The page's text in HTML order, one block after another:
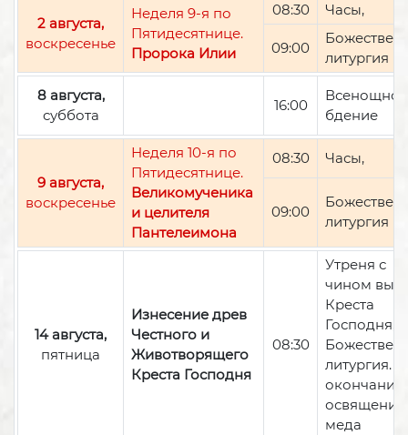
2 августа,
воскресенье
Неделя 9-я по
Пятидесятнице.
Пророка Илии
08:30 Часы,
09:00
литургия
8 августа,
суббота
16:00
Всенощное
бдение
9 августа,
воскресенье
Неделя 10-я по
Пятидесятнице.
Великомученика
и целителя
Пантелеимона
08:30 Часы,
09:00
литургия
14 августа,
пятница
Изнесение древ
Честного и
Животворящего
Креста Господня
08:30
Утреня с
чином
Креста
Господня,
литургия.
окончании
освящение
меда